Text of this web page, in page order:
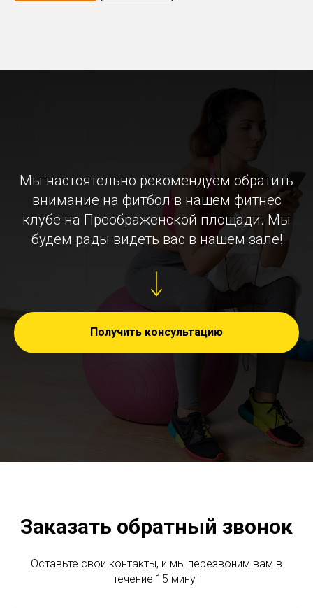
Мы настоятельно рекомендуем обратить
внимание на фитбол в нашем фитнес
клубе на Преображенской площади. Мы
будем рады видеть вас в нашем зале!
Получить консультацию
Заказать обратный звонок
Оставьте свои контакты, и мы перезвоним вам в
течение 15 минут